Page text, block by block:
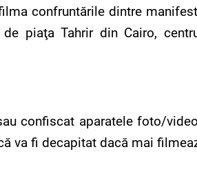
confruntările dintre
piaţa Tahrir din Cairo,
confiscat aparatele foto/
va fi decapitat dacă mai